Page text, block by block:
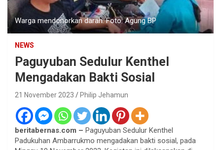
Warga mendonorkan darah. Foto: Agung BP
NEWS
Paguyuban Sedulur Kenthel
Mengadakan Bakti Sosial
21 November 2023 Philip Jehamun
beritabernas.com – Paguyuban Sedulur Kenthel
Padukuhan Ambarrukmo mengadakan bakti sosial, pada